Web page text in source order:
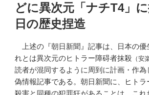
どに異次元「ナチT4」
日の歴史捏造
上述の『朝日新聞』記事は、日本の優
れとは異次元のヒトラー障碍者抹殺 （安
読者が混同するように周到に計画・作為
偽情報記事である。朝日新聞に、ヒト
殺害と同種の犯罪狂があることは、これ